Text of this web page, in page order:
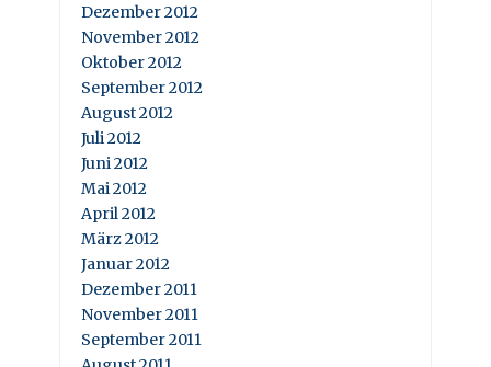
Dezember 2012
November 2012
Oktober 2012
September 2012
August 2012
Juli 2012
Juni 2012
Mai 2012
April 2012
März 2012
Januar 2012
Dezember 2011
November 2011
September 2011